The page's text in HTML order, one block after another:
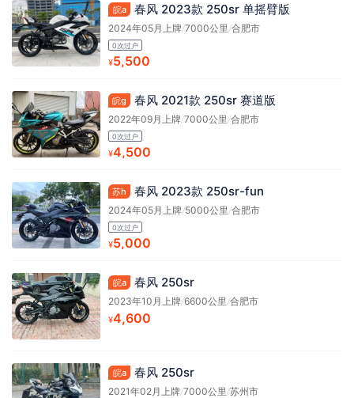
皖a 春风 2023款 250sr 单摇臂版
2024年05月上牌/7000公里/合肥市
0次过户
¥5,500
皖g 春风 2021款 250sr 赛道版
2022年09月上牌/7000公里 /合肥市
0次过户
¥4,500
苏h 春风 2023款 250sr-fun
2024年05月上牌/5000公里 /合肥市
0次过户
¥5,000
皖a 春风 250sr
2023年10月上牌/6600公里 /合肥市
¥4,600
皖a 春风 250sr
2021年02月上牌/7000公里 /苏州市